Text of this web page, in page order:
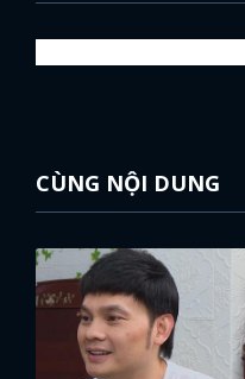
CÙNG NỘI DUNG